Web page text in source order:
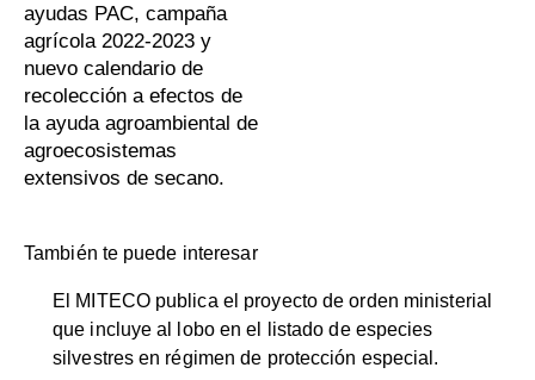
ayudas PAC, campaña
agrícola 2022-2023 y
nuevo calendario de
recolección a efectos de
la ayuda agroambiental de
agroecosistemas
extensivos de secano.
También te puede interesar
El MITECO publica el proyecto de orden ministerial
que incluye al lobo en el listado de especies
silvestres en régimen de protección especial.